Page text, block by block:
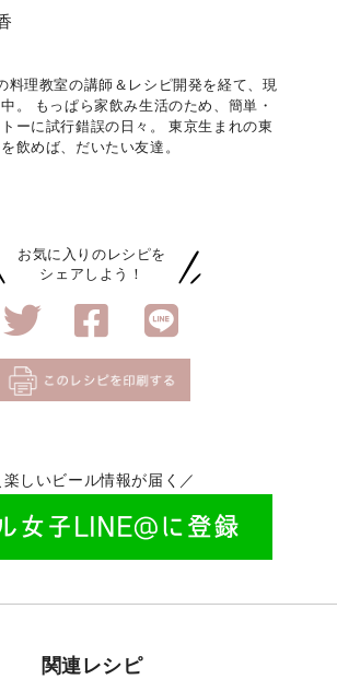
料理教室の講師＆レシピ開発を経て、現
。 もっぱら家飲み生活のため、簡単・
ーに試行錯誤の日々。 東京生まれの東
飲めば、だいたい友達。
お気に入りのレシピを
シェアしよう！
楽しいビール情報が届く／
関連レシピ